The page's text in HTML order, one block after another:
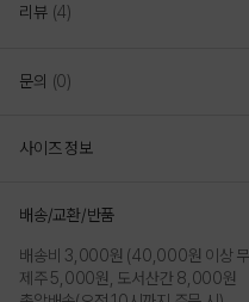
리뷰 (4)
문의 (0)
사이즈 정보
배송/교환/반품
배송비 3,000원 (40,000원 이상
제주 5,000원, 도서산간 8,000원